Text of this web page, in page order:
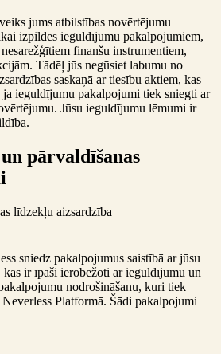
jums atbilstības novērtējumu
izpildes ieguldījumu pakalpojumiem,
finanšu instrumentiem,
Tādēļ jūs negūsiet labumu no
saskaņā ar tiesību aktiem, kas
ja ieguldījumu pakalpojumi tiek sniegti ar
Jūsu ieguldījumu lēmumi ir
pārvaldīšanas
līdzekļu aizsardzība
sniedz pakalpojumus saistībā ar jūsu
kas ir īpaši ierobežoti ar ieguldījumu un
nodrošināšanu, kuri tiek
Platformā. Šādi pakalpojumi